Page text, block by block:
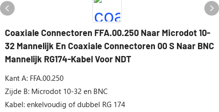
Coaxiale Connectoren FFA.00.250 Naar Microdot 10-
32 Mannelijk En Coaxiale Connectoren 00 S Naar BNC
Mannelijk RG174-Kabel Voor NDT
Kant A: FFA.00.250
Zijde B: Microdot 10-32 en BNC
Kabel: enkelvoudig of dubbel RG 174